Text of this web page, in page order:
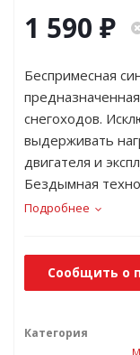
1 590 ₽
Беспримесная
снегоходов.
выдерживать
двигателя и
Бездымная
Подробнее
Сообщить о
Категория